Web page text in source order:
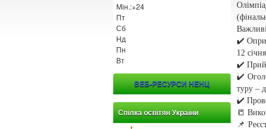
Мін.:+24
Пт
Сб
Нд
Пн
Вт
ВЕБ-РЕСУРСИ НЕНЦ
Спілка освітян України
✔️
12
✔️
✔️
туру –
✔️
📒
📌